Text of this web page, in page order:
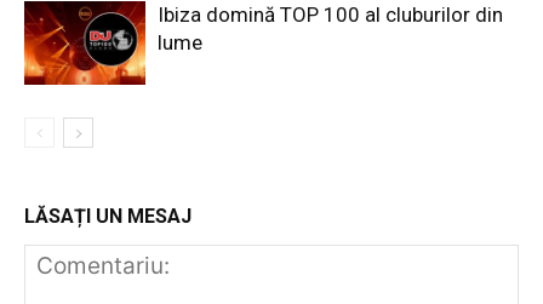
Ibiza domină TOP 100 al cluburilor din
lume
LĂSAȚI UN MESAJ